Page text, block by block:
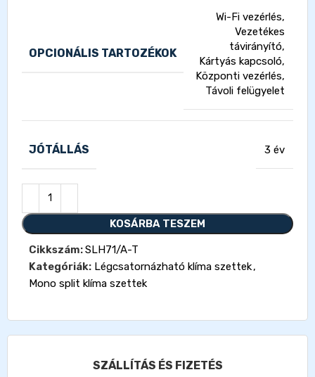
OPCIONÁLIS TARTOZÉKOK
Wi-Fi vezérlés,
Vezetékes
távirányító,
Kártyás kapcsoló,
Központi vezérlés,
Távoli felügyelet
JÓTÁLLÁS 3 év
KOSÁRBA TESZEM
Cikkszám:SLH71/A-T
Kategóriák: Légcsatornázható klíma szettek,
Mono split klíma szettek
SZÁLLÍTÁS ÉS FIZETÉS